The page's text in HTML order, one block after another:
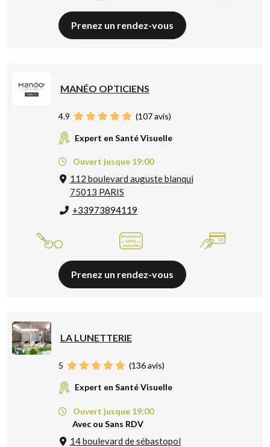
Prenez un rendez-vous
MANÉO OPTICIENS
4.9 (107avis)
Expert en Santé Visuelle
Ouvert jusque 19:00
112 boulevard auguste blanqui
75013 PARIS
+33973894119
Prenez un rendez-vous
LA LUNETTERIE
5 (136avis)
Expert en Santé Visuelle
Ouvert jusque 19:00
Avec ou Sans RDV
14 boulevard de sébastopol